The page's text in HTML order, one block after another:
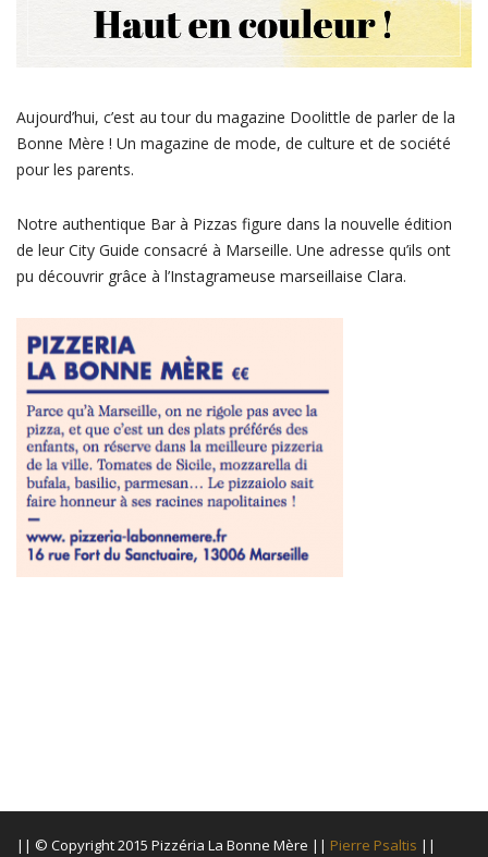
Aujourd’hui, c’est au tour du magazine Doolittle de parler de la
Bonne Mère ! Un magazine de mode, de culture et de société
pour les parents.
Notre authentique Bar à Pizzas figure dans la nouvelle édition
de leur City Guide consacré à Marseille. Une adresse qu’ils ont
pu découvrir grâce à l’Instagrameuse marseillaise Clara.
|| © Copyright 2015 Pizzéria La Bonne Mère || Pierre Psaltis ||